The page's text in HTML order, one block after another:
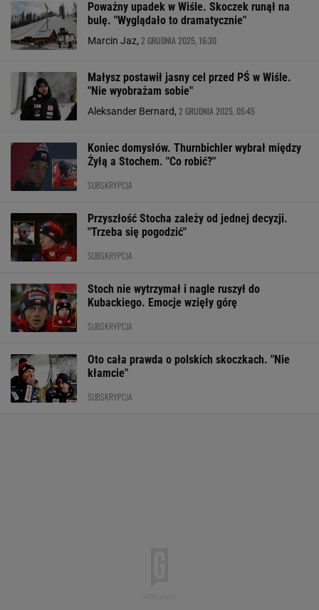
Poważny upadek w Wiśle. Skoczek runął na
bulę. "Wyglądało to dramatycznie"
Marcin Jaz, 2 GRUDNIA 2025, 16:30
Małysz postawił jasny cel przed PŚ w Wiśle.
"Nie wyobrażam sobie"
Aleksander Bernard, 2 GRUDNIA 2025, 05:45
Koniec domysłów. Thurnbichler wybrał między
Żyłą a Stochem. "Co robić?"
SUBSKRYPCJA
Przyszłość Stocha zależy od jednej decyzji.
"Trzeba się pogodzić"
SUBSKRYPCJA
Stoch nie wytrzymał i nagle ruszył do
Kubackiego. Emocje wzięły górę
SUBSKRYPCJA
Oto cała prawda o polskich skoczkach. "Nie
kłamcie"
SUBSKRYPCJA